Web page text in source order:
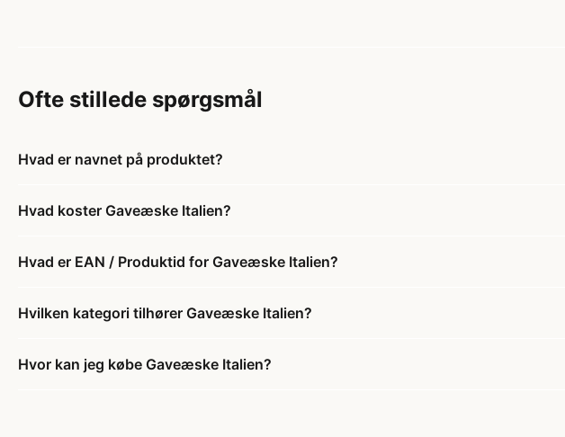
Ofte stillede spørgsmål
Hvad er navnet på produktet?
Hvad koster Gaveæske Italien?
Hvad er EAN / Produktid for Gaveæske Italien?
Hvilken kategori tilhører Gaveæske Italien?
Hvor kan jeg købe Gaveæske Italien?